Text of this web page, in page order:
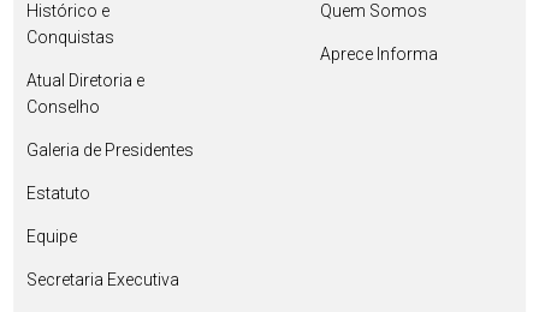
Histórico e
Conquistas
Atual Diretoria e
Conselho
Galeria de Presidentes
Estatuto
Equipe
Secretaria Executiva
Quem Somos
Aprece Informa